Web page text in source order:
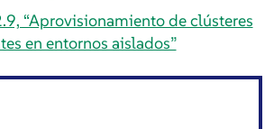
“Aprovisionamiento de clústeres
en entornos aislados”